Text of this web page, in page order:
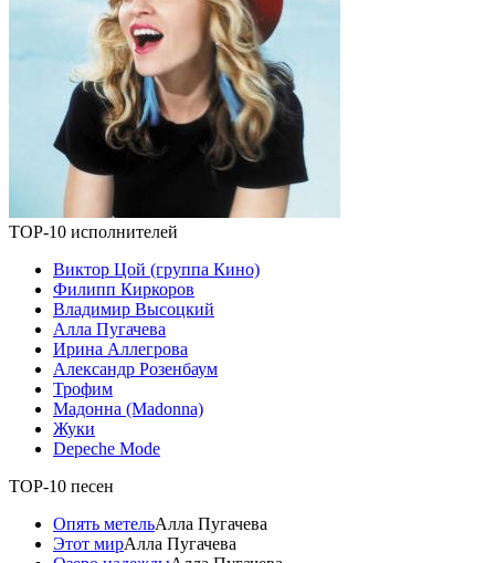
TOP-10 исполнителей
Виктор Цой (группа Кино)
Филипп Киркоров
Владимир Высоцкий
Алла Пугачева
Ирина Аллегрова
Александр Розенбаум
Трофим
Мадонна (Madonna)
Жуки
Depeche Mode
TOP-10 песен
Опять метельАлла Пугачева
Этот мирАлла Пугачева